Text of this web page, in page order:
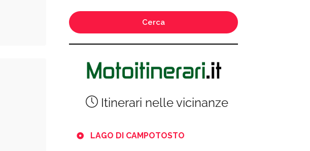
Cerca
Itinerari nelle vicinanze
LAGO DI CAMPOTOSTO